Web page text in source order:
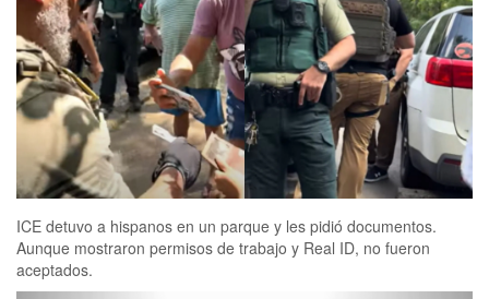
ICE detuvo a hispanos en un parque y les pidió documentos.
Aunque mostraron permisos de trabajo y Real ID, no fueron
aceptados.